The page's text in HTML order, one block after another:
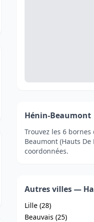
Hénin-Beaumont
Trouvez les 6
Beaumont (Hauts
coordonnées.
Autres villes —
Lille (28)
Beauvais (25)